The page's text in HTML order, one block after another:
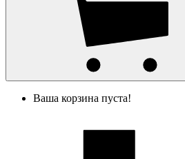
Ваша корзина пуста!